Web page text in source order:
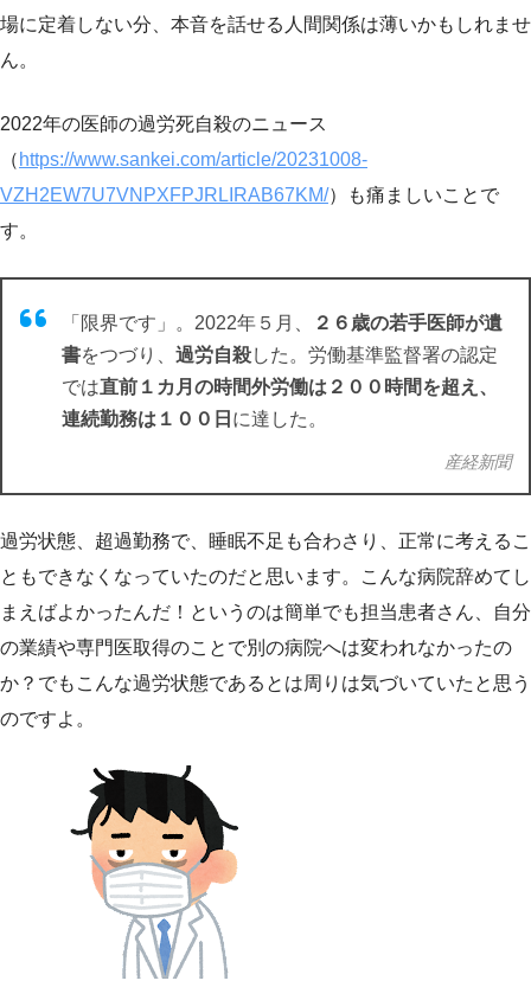
場に定着しない分、本音を話せる人間関係は薄いかもしれませ
ん。
2022年の医師の過労死自殺のニュース
（ https://www.sankei.com/article/20231008-
VZH2EW7U7VNPXFPJRLIRAB67KM/）も痛ましいことで
す。
「限界です」。2022年５月、
２６歳の若手医師が遺
書をつづり、 過労自殺した。労働基準監督署の認定
では直前１カ月の時間外労働は２００時間を超え、
連続勤務は１００日 に達した。
産経新聞
過労状態、超過勤務で、睡眠不足も合わさり、正常に考えるこ
ともできなくなっていたのだと思います。こんな病院辞めてし
まえばよかったんだ！というのは簡単でも担当患者さん、自分
の業績や専門医取得のことで別の病院へは変われなかったの
か？でもこんな過労状態であるとは周りは気づいていたと思う
のですよ。